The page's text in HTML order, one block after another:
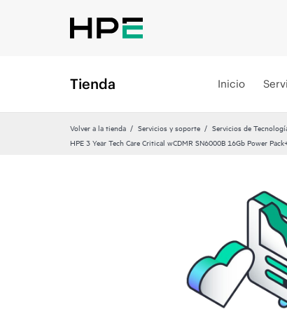
Tienda Inicio
Volver a la tienda Servicios y soporte Servicios de
HPE 3 Year Tech Care Critical wCDMR SN6000B 16Gb Power